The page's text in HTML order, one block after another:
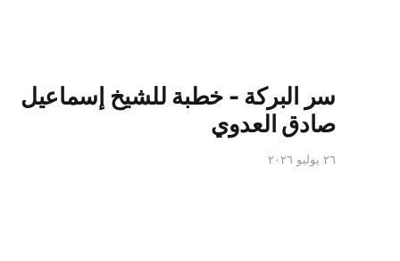
سر البركة - خطبة للشيخ إسماعيل
صادق العدوي
٢٦ يوليو ٢٠٢٦